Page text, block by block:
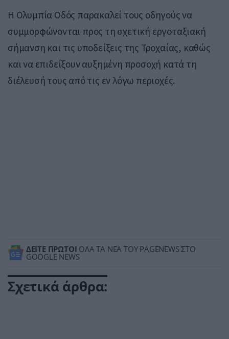
Η Ολυμπία Οδός παρακαλεί τους οδηγούς να
συμμορφώνονται προς τη σχετική εργοταξιακή
σήμανση και τις υποδείξεις της Τροχαίας, καθώς
και να επιδείξουν αυξημένη προσοχή κατά τη
διέλευσή τους από τις εν λόγω περιοχές.
ΔΕΙΤΕ ΠΡΩΤΟΙ ΟΛΑ ΤΑ ΝΕΑ ΤΟΥ PAGENEWS ΣΤΟ
GOOGLE NEWS
Σχετικά άρθρα: